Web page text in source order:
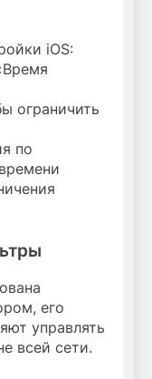
iOS:
ограничить
по
его
управлять
всей сети.